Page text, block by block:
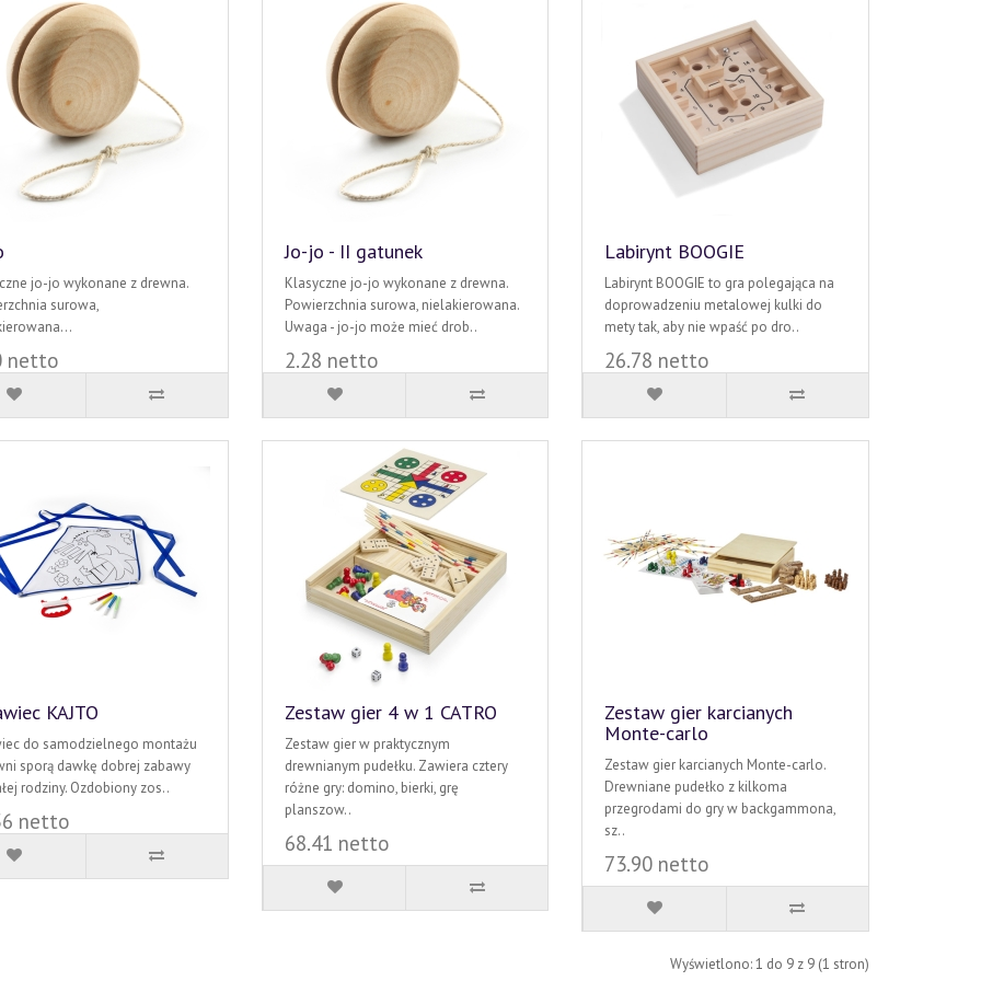
jo-jo wykonane z drewna.
surowa,
netto
Jo-jo - II gatunek
Klasyczne jo-jo wykonane z drewna.
Powierzchnia surowa, nielakierowana.
Uwaga - jo-jo może mieć drob..
2.28 netto
Labirynt BOOGIE
Labirynt BOOGIE to gra polegająca na
doprowadzeniu metalowej kulki do
mety tak, aby nie wpaść po dro..
26.78 netto
KAJTO
do samodzielnego montażu
sporą dawkę dobrej zabawy
rodziny. Ozdobiony zos..
netto
Zestaw gier 4 w 1 CATRO
Zestaw gier w praktycznym
drewnianym pudełku. Zawiera cztery
różne gry: domino, bierki, grę
planszow..
68.41 netto
Zestaw gier karcianych
Monte-carlo
Zestaw gier karcianych Monte-carlo.
Drewniane pudełko z kilkoma
przegrodami do gry w backgammona,
sz..
73.90 netto
Wyświetlono: 1 do 9 z 9 (1 stron)